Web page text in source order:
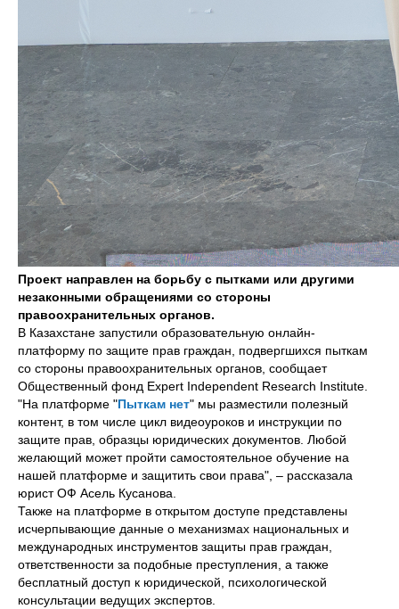
Проект направлен на борьбу с пытками или другими
незаконными обращениями со стороны
правоохранительных органов.
В Казахстане запустили образовательную онлайн-
платформу по защите прав граждан, подвергшихся пыткам
со стороны правоохранительных органов, сообщает
Общественный фонд Expert Independent Research Institute.
"На платформе "Пыткам нет" мы разместили полезный
контент, в том числе цикл видеоуроков и инструкции по
защите прав, образцы юридических документов. Любой
желающий может пройти самостоятельное обучение на
нашей платформе и защитить свои права", – рассказала
юрист ОФ Асель Кусанова.
Также на платформе в открытом доступе представлены
исчерпывающие данные о механизмах национальных и
международных инструментов защиты прав граждан,
ответственности за подобные преступления, а также
бесплатный доступ к юридической, психологической
консультации ведущих экспертов.